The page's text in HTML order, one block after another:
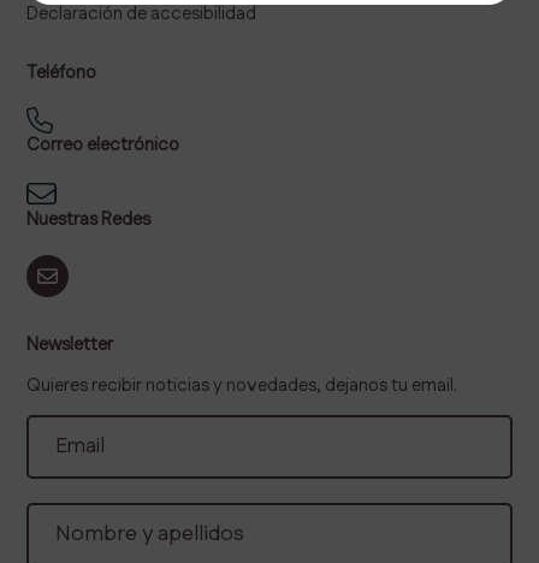
Declaración de accesibilidad
Teléfono
Correo electrónico
Nuestras Redes
Newsletter
Quieres recibir noticias y novedades, dejanos tu email.